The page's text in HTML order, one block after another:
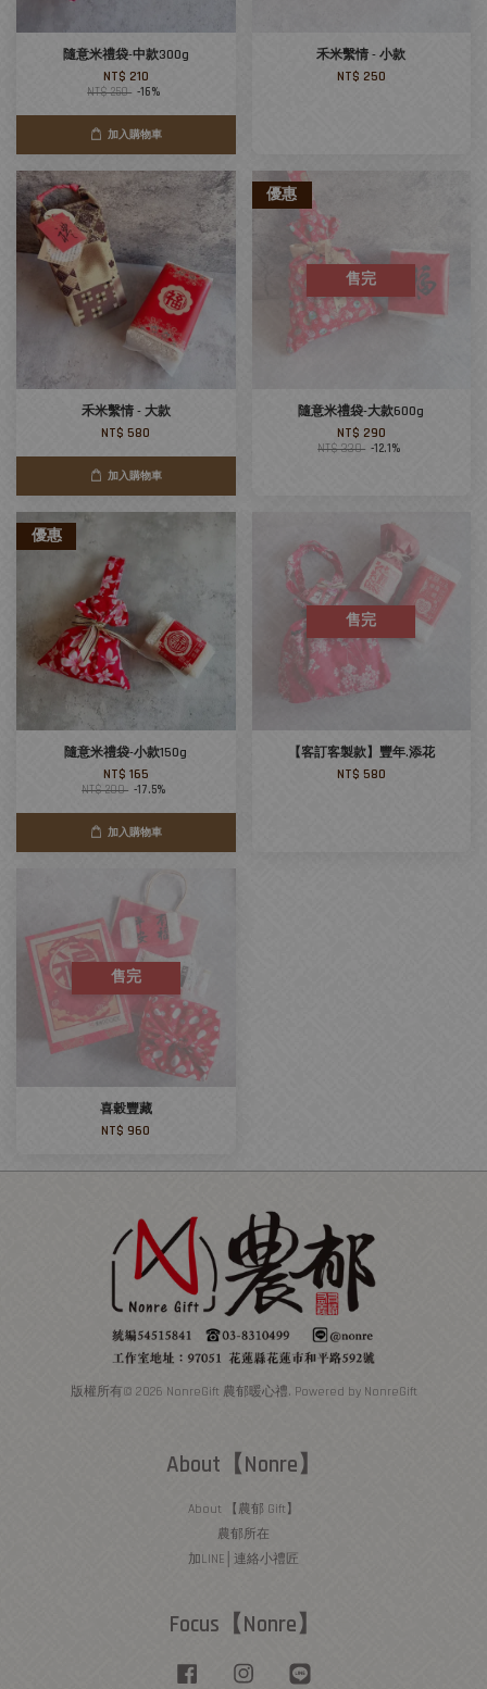
隨意米禮袋-中款300g
NT$ 210
NT$ 250 -16%
加入購物車
禾米繫情 - 小款
NT$ 250
禾米繫情 - 大款
NT$ 580
加入購物車
優惠
售完
隨意米禮袋-大款600g
NT$ 290
NT$ 330 -12.1%
優惠
隨意米禮袋-小款150g
NT$ 165
NT$ 200 -17.5%
加入購物車
售完
【客訂客製款】豐年.添花
NT$ 580
售完
喜穀豐藏
NT$ 960
版權所有© 2026 NonreGift 農郁暖心禮. Powered by NonreGift
About【Nonre】
About 【農郁 Gift】
農郁所在
加LINE│連絡小禮匠
Focus【Nonre】
Facebook Instagram